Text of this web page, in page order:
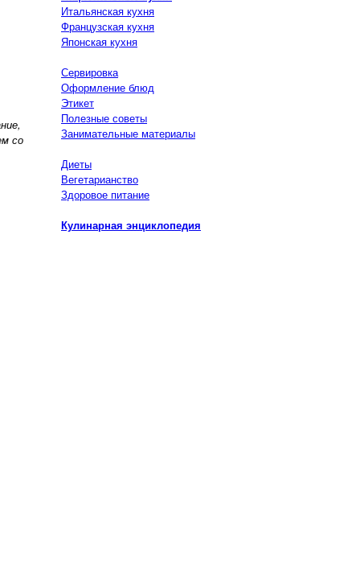
со
Итальянская кухня
Французская кухня
Японская кухня
Сервировка
Оформление блюд
Этикет
Полезные советы
Занимательные материалы
Диеты
Вегетарианство
Здоровое питание
Кулинарная энциклопедия